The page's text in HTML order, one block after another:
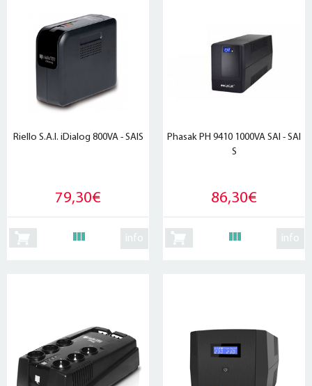
Riello S.A.I. iDialog 800VA - SAIS
79,30€
info
Phasak PH 9410 1000VA SAI - SAI
S
86,30€
info